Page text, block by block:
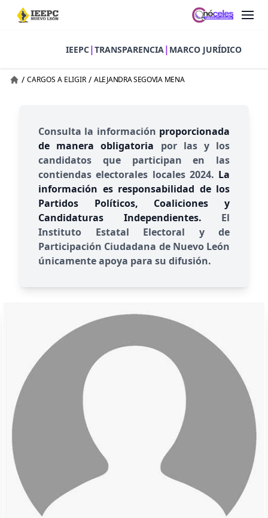
IEEPC|TRANSPARENCIA| MARCO JURÍDICO
/ CARGOS A ELIGIR / ALEJANDRA SEGOVIA MENA
Consulta la información proporcionada
de manera obligatoria por las y los
candidatos que participan en las
contiendas electorales locales 2024. La
información es responsabilidad de los
Partidos Políticos, Coaliciones y
Candidaturas Independientes. El
Instituto Estatal Electoral y de
Participación Ciudadana de Nuevo León
únicamente apoya para su difusión.